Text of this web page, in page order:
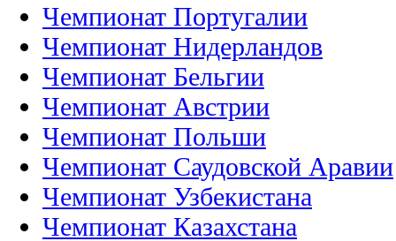
Чемпионат Португалии
Чемпионат Нидерландов
Чемпионат Бельгии
Чемпионат Австрии
Чемпионат Польши
Чемпионат Саудовской Аравии
Чемпионат Узбекистана
Чемпионат Казахстана